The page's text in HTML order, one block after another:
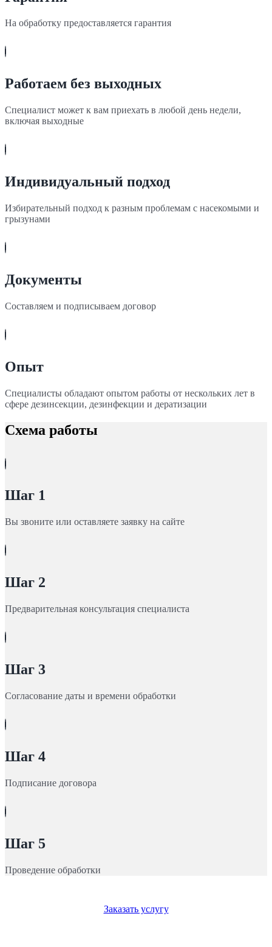
На обработку предоставляется гарантия
Работаем без выходных
Специалист может к вам приехать в любой день недели,
включая выходные
Индивидуальный подход
Избирательный подход к разным проблемам с насекомыми и
грызунами
Документы
Составляем и подписываем договор
Опыт
Специалисты обладают опытом работы от нескольких лет в
сфере дезинсекции, дезинфекции и дератизации
Схема работы
Шаг 1
Вы звоните или оставляете заявку на сайте
Шаг 2
Предварительная консультация специалиста
Шаг 3
Согласование даты и времени обработки
Шаг 4
Подписание договора
Шаг 5
Проведение обработки
Заказать услугу